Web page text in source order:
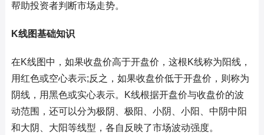
帮助投资者判断市场走势。
K线图基础知识
在K线图中，如果收盘价高于开盘价，这根K线称为阳线，
用红色或空心表示;反之，如果收盘价低于开盘价，则称为
阴线，用黑色或实心表示。K线根据开盘价与收盘价的波
动范围，还可以分为极阴、极阳、小阴、小阳、中阴中阳
和大阴、大阳等线型，各自反映了市场波动强度。